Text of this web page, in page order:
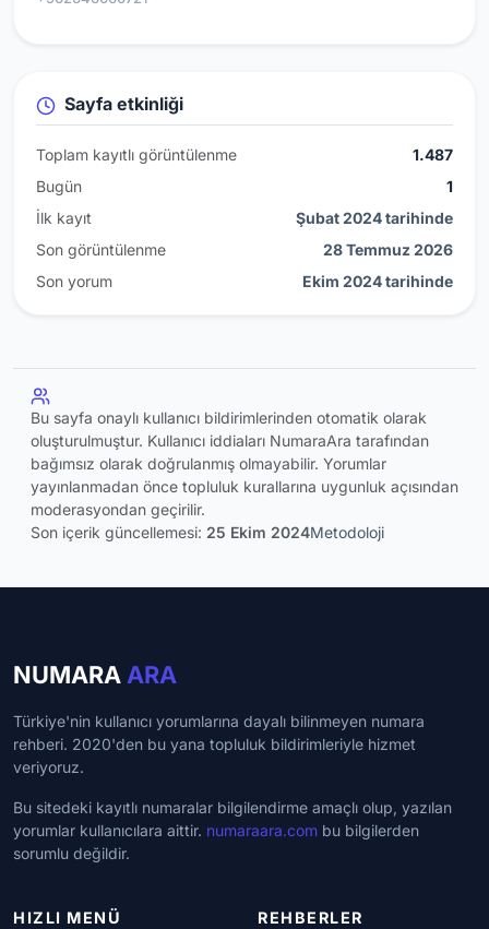
Sayfa etkinliği
Toplam kayıtlı görüntülenme
1.487
Bugün
1
İlk kayıt
Şubat 2024 tarihinde
Son görüntülenme
28 Temmuz 2026
Son yorum
Ekim 2024 tarihinde
Bu sayfa onaylı kullanıcı bildirimlerinden otomatik olarak
oluşturulmuştur. Kullanıcı iddiaları NumaraAra tarafından
bağımsız olarak doğrulanmış olmayabilir. Yorumlar
yayınlanmadan önce topluluk kurallarına uygunluk açısından
moderasyondan geçirilir.
Son içerik güncellemesi: 25 Ekim 2024Metodoloji
NUMARA ARA
Türkiye'nin kullanıcı yorumlarına dayalı bilinmeyen numara
rehberi. 2020'den bu yana topluluk bildirimleriyle hizmet
veriyoruz.
Bu sitedeki kayıtlı numaralar bilgilendirme amaçlı olup, yazılan
yorumlar kullanıcılara aittir. numaraara.com bu bilgilerden
sorumlu değildir.
HIZLI MENÜ REHBERLER